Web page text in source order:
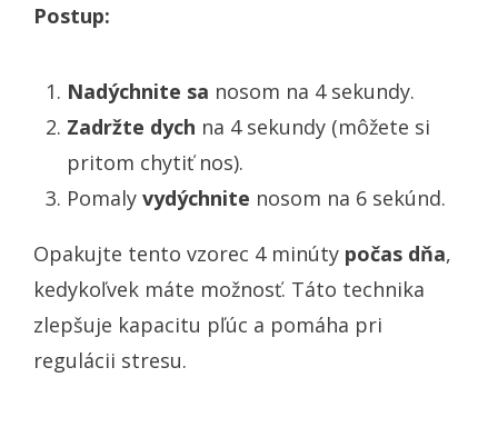
Postup:
Nadýchnite sa nosom na 4 sekundy.
Zadržte dych na 4 sekundy (môžete si
pritom chytiť nos).
Pomaly vydýchnite nosom na 6 sekúnd.
Opakujte tento vzorec 4 minúty počas dňa,
kedykoľvek máte možnosť. Táto technika
zlepšuje kapacitu pľúc a pomáha pri
regulácii stresu.